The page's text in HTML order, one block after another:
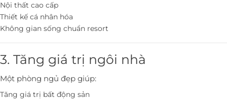
Nội thất cao cấp
Thiết kế cá nhân hóa
Không gian sống chuẩn resort
3. Tăng giá trị ngôi nhà
Một phòng ngủ đẹp giúp:
Tăng giá trị bất động sản